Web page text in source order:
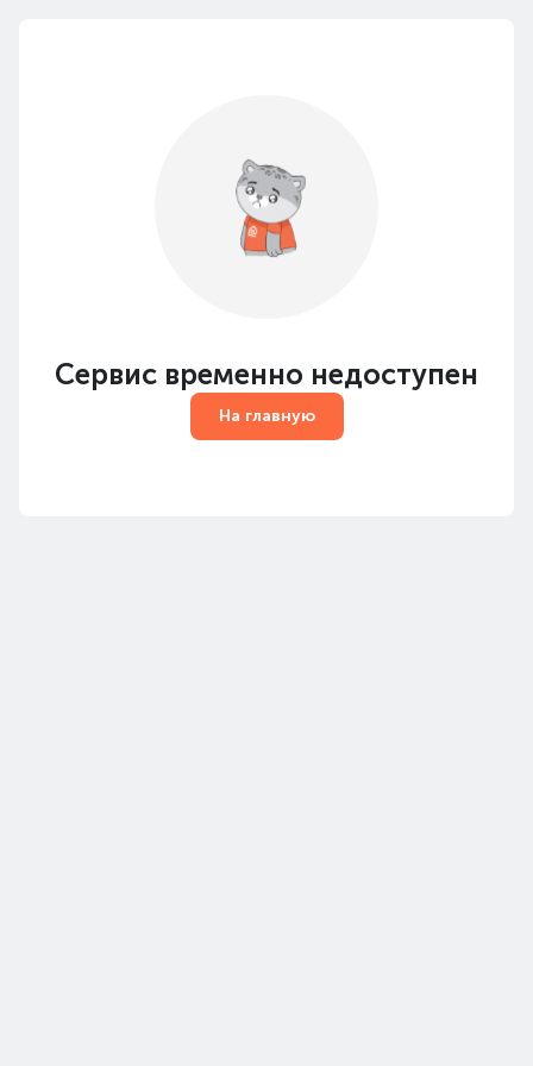
Сервис временно недоступен
На главную